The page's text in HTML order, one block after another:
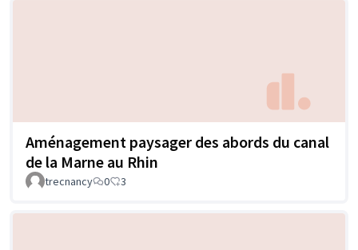
Aménagement paysager des abords du canal
de la Marne au Rhin
trecnancy 0 3